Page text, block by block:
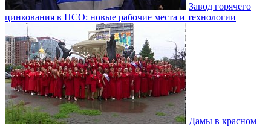
Завод горячего
цинкования в НСО: новые рабочие места и технологии
Дамы в красном